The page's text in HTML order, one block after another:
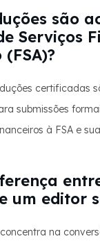
são
Serviços
certificadas
submissões
à FSA e
um editor
na